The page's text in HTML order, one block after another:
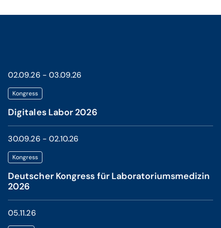
02.09.26 - 03.09.26
Kongress
Digitales Labor 2026
30.09.26 - 02.10.26
Kongress
Deutscher Kongress für Laboratoriumsmedizin
2026
05.11.26